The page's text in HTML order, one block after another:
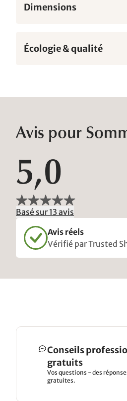
Dimensions
Écologie & qualité
Avis pour
5,0
Basé sur 13 avis
Avis réels
Vérifié par Trusted
Conseils
gratuits
Vos questions - des
gratuites.